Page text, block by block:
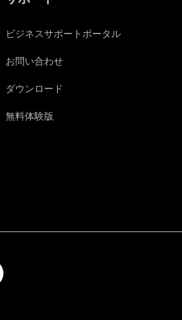
ビジネスサポートポータル
お問い合わせ
ダウンロード
無料体験版